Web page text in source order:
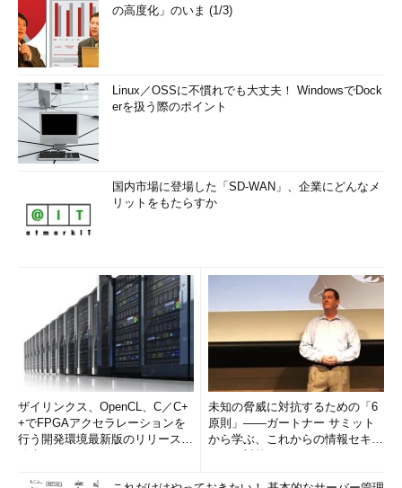
の高度化」のいま (1/3)
Linux／OSSに不慣れでも大丈夫！ WindowsでDock
erを扱う際のポイント
国内市場に登場した「SD-WAN」、企業にどんなメ
リットをもたらすか
ザイリンクス、OpenCL、C／C+
+でFPGAアクセラレーションを
行う開発環境最新版のリリースを
未知の脅威に対抗するための「6
原則」――ガートナー サミット
から学ぶ、これからの情報セキュ